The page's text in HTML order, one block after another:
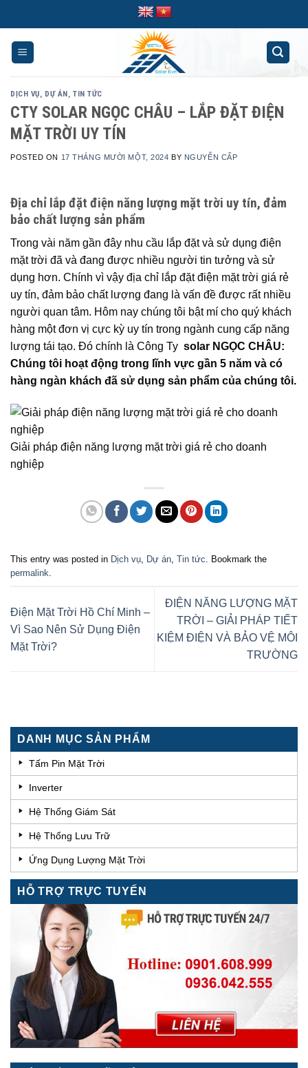
content
DỊCH VỤ, DỰ ÁN, TIN TỨC
CTY SOLAR NGỌC CHÂU – LẮP ĐẶT ĐIỆN
MẶT TRỜI UY TÍN
POSTED ON 17 THÁNG MƯỜI MỘT, 2024 BY NGUYỄN CẤP
Địa chỉ lắp đặt điện năng lượng mặt trời uy tín, đảm
bảo chất lượng sản phẩm
Trong vài năm gần đây nhu cầu lắp đặt và sử dụng điện
mặt trời đã và đang được nhiều người tin tưởng và sử
dụng hơn. Chính vì vậy địa chỉ lắp đặt điện mặt trời giá rẻ
uy tín, đảm bảo chất lượng đang là vấn đề được rất nhiều
người quan tâm. Hôm nay chúng tôi bật mí cho quý khách
hàng một đơn vị cực kỳ uy tín trong ngành cung cấp năng
lượng tái tạo. Đó chính là Công Ty solar NGỌC CHÂU:
Chúng tôi hoạt động trong lĩnh vực gần 5 năm và có
hàng ngàn khách đã sử dụng sản phẩm của chúng tôi.
Giải pháp điện năng lượng mặt trời giá rẻ cho doanh
nghiệp
This entry was posted in Dịch vụ, Dự án, Tin tức. Bookmark the
permalink.
Điện Mặt Trời Hồ Chí Minh –
Vì Sao Nên Sử Dụng Điện
Mặt Trời?
ĐIỆN NĂNG LƯỢNG MẶT
TRỜI – GIẢI PHÁP TIẾT
KIỆM ĐIỆN VÀ BẢO VỆ MÔI
TRƯỜNG
DANH MỤC SẢN PHẨM
Tấm Pin Mặt Trời
Inverter
Hệ Thống Giám Sát
Hệ Thống Lưu Trữ
Ứng Dụng Lượng Mặt Trời
HỖ TRỢ TRỰC TUYẾN